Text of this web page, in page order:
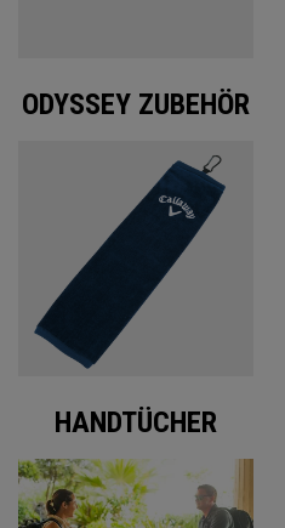
ODYSSEY ZUBEHÖR
HANDTÜCHER